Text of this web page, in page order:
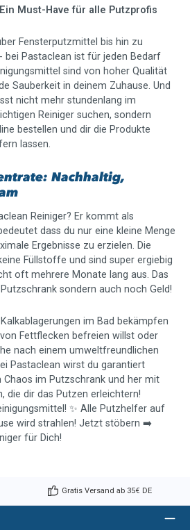
Must-Have für alle Putzprofis
Fensterputzmittel bis hin zu
bei Pastaclean ist für jeden Bedarf
sind von hoher Qualität
Sauberkeit in deinem Zuhause. Und
nicht mehr stundenlang im
Reiniger suchen, sondern
bestellen und dir die Produkte
lassen.
Nachhaltig,
Reiniger? Er kommt als
dass du nur eine kleine Menge
Ergebnisse zu erzielen. Die
Füllstoffe und sind super ergiebig
oft mehrere Monate lang aus. Das
sondern auch noch Geld!
im Bad bekämpfen
Fettflecken befreien willst oder
nach einem umweltfreundlichen
Pastaclean wirst du garantiert
im Putzschrank und her mit
die dir das Putzen erleichtern!
✨ Alle Putzhelfer auf
wird strahlen! Jetzt stöbern ➡️
für Dich!
Gratis Versand ab 35€ DE